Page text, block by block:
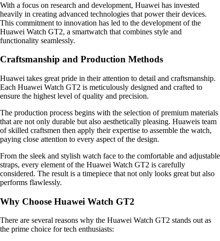
With a focus on research and development, Huawei has invested
heavily in creating advanced technologies that power their devices.
This commitment to innovation has led to the development of the
Huawei Watch GT2, a smartwatch that combines style and
functionality seamlessly.
Craftsmanship and Production Methods
Huawei takes great pride in their attention to detail and craftsmanship.
Each Huawei Watch GT2 is meticulously designed and crafted to
ensure the highest level of quality and precision.
The production process begins with the selection of premium materials
that are not only durable but also aesthetically pleasing. Huaweis team
of skilled craftsmen then apply their expertise to assemble the watch,
paying close attention to every aspect of the design.
From the sleek and stylish watch face to the comfortable and adjustable
straps, every element of the Huawei Watch GT2 is carefully
considered. The result is a timepiece that not only looks great but also
performs flawlessly.
Why Choose Huawei Watch GT2
There are several reasons why the Huawei Watch GT2 stands out as
the prime choice for tech enthusiasts: